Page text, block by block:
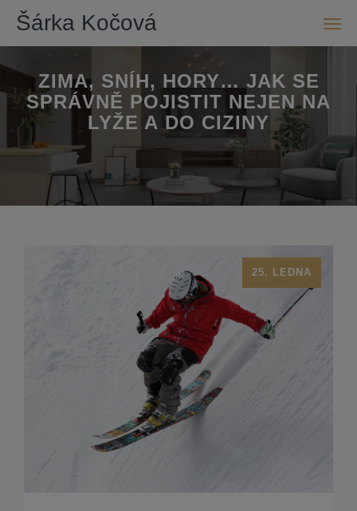
Šárka Kočová
ZIMA, SNÍH, HORY… JAK SE
SPRÁVNĚ POJISTIT NEJEN NA
LYŽE A DO CIZINY
25. LEDNA